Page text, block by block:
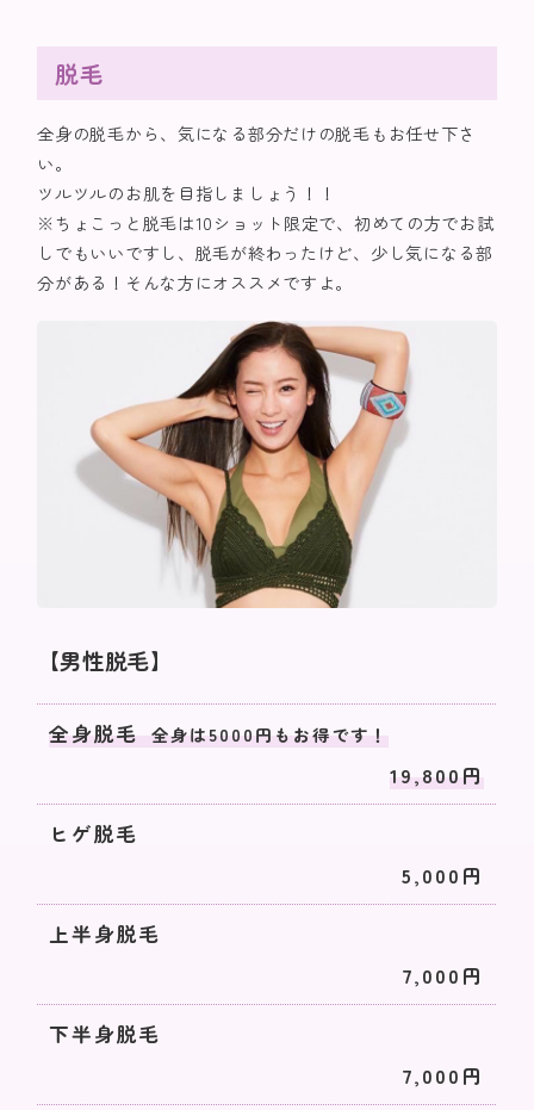
脱毛
全身の脱毛から、気になる部分だけの脱毛もお任せ下さ
い。
ツルツルのお肌を目指しましょう！！
※ちょこっと脱毛は10ショット限定で、初めての方でお試
しでもいいですし、脱毛が終わったけど、少し気になる部
分がある！そんな方にオススメですよ。
【男性脱毛】
全身脱毛全身は5000円もお得です！
19,800円
ヒゲ脱毛
5,000円
上半身脱毛
7,000円
下半身脱毛
7,000円